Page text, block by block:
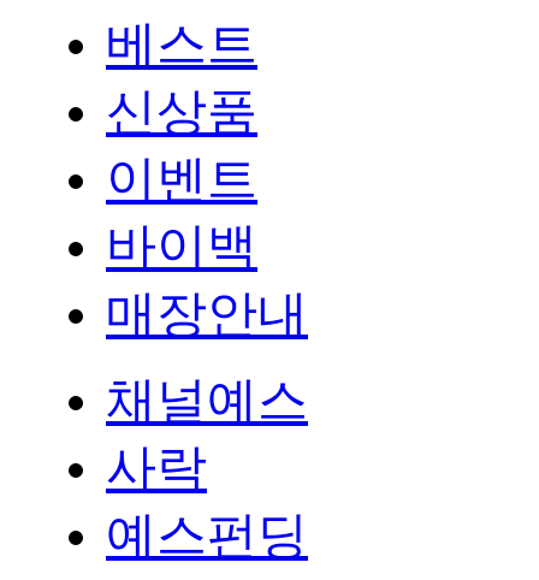
베스트
신상품
이벤트
바이백
매장안내
채널예스
사락
예스펀딩